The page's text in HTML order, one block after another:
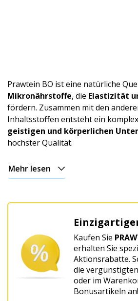
Tag
Für
Entspannung
und
abendliches
Für
Harmonie
Wohlbefinden
Prawtein BO ist eine natürliche
Mikronährstoffe, die Elastizität
fördern. Zusammen mit den
Inhaltsstoffen entsteht ein
geistigen und körperlichen
höchster Qualität.
Mehr lesen
Kaufen Sie
erhalten Sie
Aktionsrabatte.
die
oder im
Bonusartikeln an!